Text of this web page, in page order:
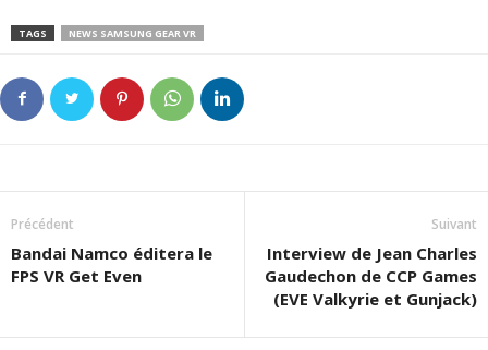
TAGS NEWS SAMSUNG GEAR VR
Précédent
Bandai Namco éditera le
FPS VR Get Even
Suivant
Interview de Jean Charles
Gaudechon de CCP Games
(EVE Valkyrie et Gunjack)